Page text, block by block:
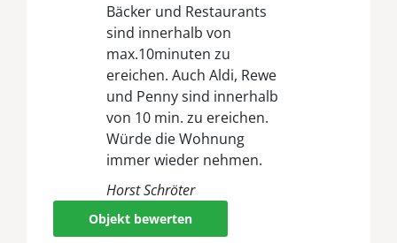
Bäcker und Restaurants
sind innerhalb von
max.10minuten zu
ereichen. Auch Aldi, Rewe
und Penny sind innerhalb
von 10 min. zu ereichen.
Würde die Wohnung
immer wieder nehmen.
Horst Schröter
Objekt bewerten